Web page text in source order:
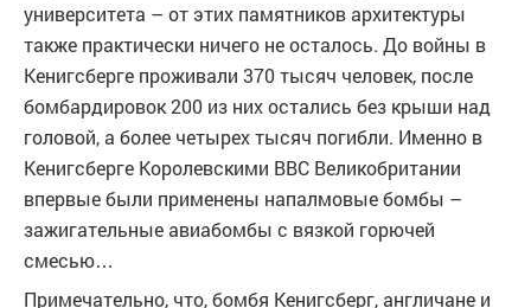
университета – от этих памятников архитектуры
также практически ничего не осталось. До войны в
Кенигсберге проживали 370 тысяч человек, после
бомбардировок 200 из них остались без крыши над
головой, а более четырех тысяч погибли. Именно в
Кенигсберге Королевскими ВВС Великобритании
впервые были применены напалмовые бомбы –
зажигательные авиабомбы с вязкой горючей
смесью…
Примечательно, что, бомбя Кенигсберг, англичане и